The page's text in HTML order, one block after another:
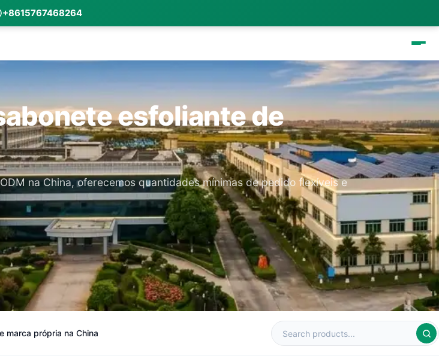
+8615767468264
esfoliante de
na China, oferecemos quantidades mínimas de pedido flexíveis e
marca própria na China